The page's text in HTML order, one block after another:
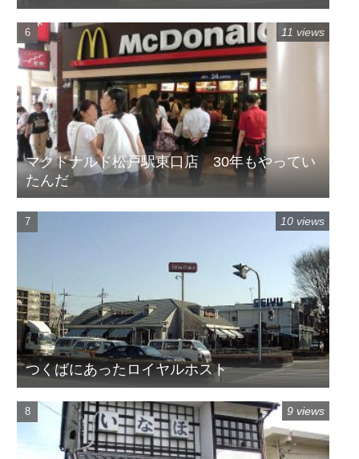
マクドナルド松戸駅東口店 30年もやってい
たんだ
11 views
つくばにあったロイヤルホスト
10 views
9 views